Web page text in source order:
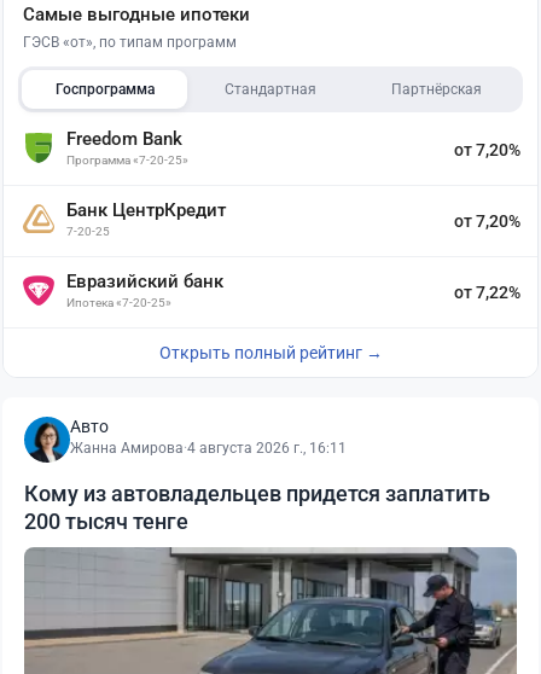
Самые выгодные ипотеки
ГЭСВ «от», по типам программ
Госпрограмма Стандартная Партнёрская
Freedom Bank
Программа «7-20-25»
от 7,20%
Банк ЦентрКредит
7-20-25
от 7,20%
Евразийский банк
Ипотека «7-20-25»
от 7,22%
Открыть полный рейтинг →
Авто
Жанна Амирова·4 августа 2026 г., 16:11
Кому из автовладельцев придется заплатить
200 тысяч тенге